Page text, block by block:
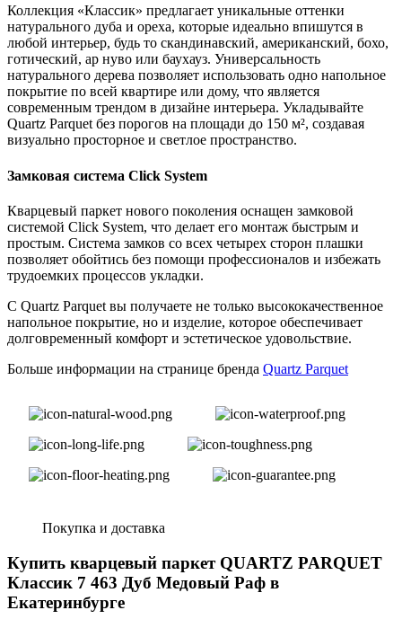
Коллекция «Классик» предлагает уникальные оттенки
натурального дуба и ореха, которые идеально впишутся в
любой интерьер, будь то скандинавский, американский, бохо,
готический, ар нуво или баухауз. Универсальность
натурального дерева позволяет использовать одно напольное
покрытие по всей квартире или дому, что является
современным трендом в дизайне интерьера. Укладывайте
Quartz Parquet без порогов на площади до 150 м², создавая
визуально просторное и светлое пространство.
Замковая система Click System
Кварцевый паркет нового поколения оснащен замковой
системой Click System, что делает его монтаж быстрым и
простым. Система замков со всех четырех сторон плашки
позволяет обойтись без помощи профессионалов и избежать
трудоемких процессов укладки.
С Quartz Parquet вы получаете не только высококачественное
напольное покрытие, но и изделие, которое обеспечивает
долговременный комфорт и эстетическое удовольствие.
Больше информации на странице бренда Quartz Parquet
Покупка и доставка
Купить кварцевый паркет QUARTZ PARQUET
Классик 7 463 Дуб Медовый Раф в
Екатеринбурге